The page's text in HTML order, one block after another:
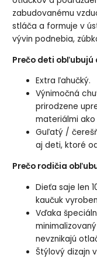
zabudovanému
stláča a formuje v
vývin podnebia,
Prečo deti obľubujú
Extra ľahučký.
Výnimočná
prirodzene
materiálmi ako
Guľatý /
aj deti, ktoré
Prečo rodičia
Dieťa saje len
kaučuk
Vďaka
nevznikajú
Štýlový dizajn